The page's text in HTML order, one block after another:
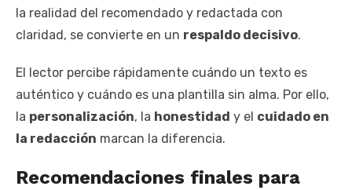
la realidad del recomendado y redactada con
claridad, se convierte en un respaldo decisivo.
El lector percibe rápidamente cuándo un texto es
auténtico y cuándo es una plantilla sin alma. Por ello,
la personalización, la honestidad y el cuidado en
la redacción marcan la diferencia.
Recomendaciones finales para